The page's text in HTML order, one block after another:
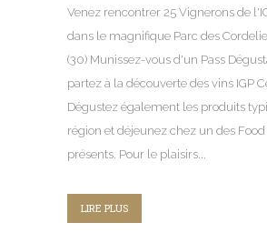
Venez rencontrer 25 Vignerons de
dans le magnifique Parc des
(30) Munissez-vous d'un Pass
partez à la découverte des vins IGP
Dégustez également les produits
région et déjeunez chez un des
présents. Pour le plaisirs...
LIRE PLUS